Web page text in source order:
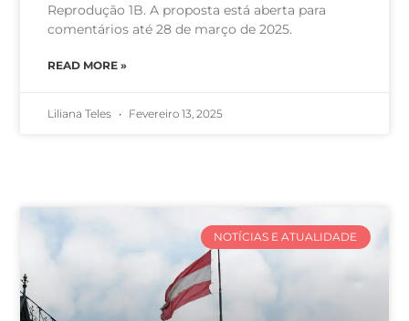
Reprodução 1B. A proposta está aberta para
comentários até 28 de março de 2025.
READ MORE »
Liliana Teles Fevereiro 13, 2025
NOTÍCIAS E ATUALIDADE